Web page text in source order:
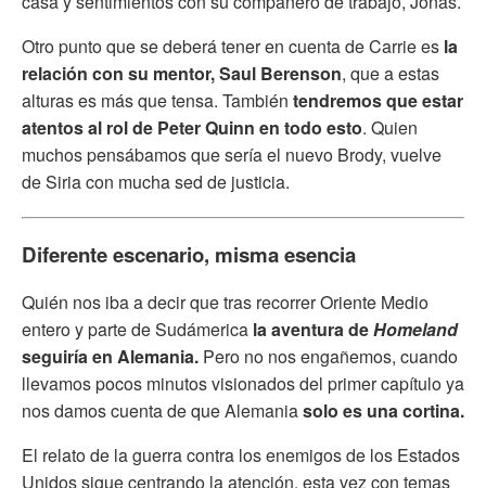
Otro punto que se deberá tener en cuenta de Carrie es la
relación con su mentor, Saul Berenson, que a estas
alturas es más que tensa. También tendremos que estar
atentos al rol de Peter Quinn en todo esto. Quien
muchos pensábamos que sería el nuevo Brody, vuelve
de Siria con mucha sed de justicia.
Diferente escenario, misma esencia
Quién nos iba a decir que tras recorrer Oriente Medio
entero y parte de Sudámerica la aventura deHomeland
seguiría en Alemania. Pero no nos engañemos, cuando
llevamos pocos minutos visionados del primer capítulo ya
nos damos cuenta de que Alemaniasolo es una cortina.
El relato de la guerra contra los enemigos de los Estados
Unidos sigue centrando la atención, esta vez con temas